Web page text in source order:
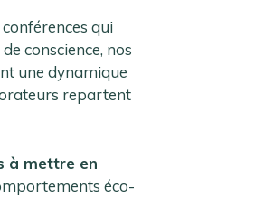
qui
conscience, nos
une dynamique
repartent
à mettre en
éco-